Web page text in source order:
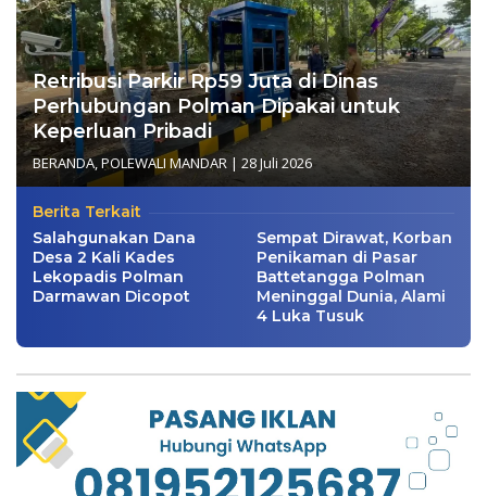
Retribusi Parkir Rp59 Juta di Dinas
Perhubungan Polman Dipakai untuk
Keperluan Pribadi
BERANDA,POLEWALI MANDAR | 28 Juli 2026
Berita Terkait
Salahgunakan Dana
Desa 2 Kali Kades
Lekopadis Polman
Darmawan Dicopot
Sempat Dirawat, Korban
Penikaman di Pasar
Battetangga Polman
Meninggal Dunia, Alami
4 Luka Tusuk